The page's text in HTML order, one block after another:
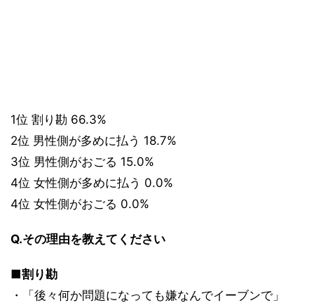
1位 割り勘 66.3%
2位 男性側が多めに払う 18.7%
3位 男性側がおごる 15.0%
4位 女性側が多めに払う 0.0%
4位 女性側がおごる 0.0%
Q.その理由を教えてください
■割り勘
・「後々何か問題になっても嫌なんでイーブンで」